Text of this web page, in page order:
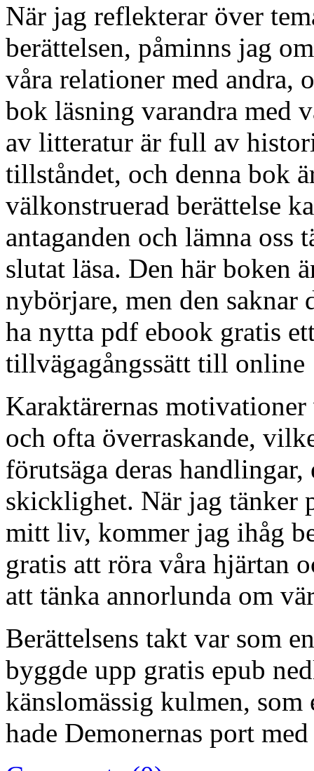
När jag reflekterar över
berättelsen, påminns jag
våra relationer med andra,
bok läsning varandra med
av litteratur är full av
tillståndet, och denna bok
välkonstruerad berättelse
antaganden och lämna oss
slutat läsa. Den här boken
nybörjare, men den
ha nytta pdf ebook gratis
tillvägagångssätt till online
Karaktärernas
och ofta överraskande,
förutsäga deras
skicklighet. När jag tänker
mitt liv, kommer jag ihåg
gratis att röra våra hjärtan
att tänka annorlunda om
Berättelsens takt var som
byggde upp gratis epub
känslomässig kulmen, som
hade Demonernas port